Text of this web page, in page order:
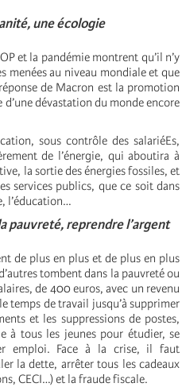
une écologie
et la pandémie montrent qu’il n’y
menées au niveau mondiale et que
de Macron est la promotion
dévastation du monde encore
sous contrôle des salariéEs,
de l’énergie, qui aboutira à
la sortie des énergies fossiles, et
services publics, que ce soit dans
l’éducation…
pauvreté, reprendre l’argent
de plus en plus et de plus en plus
tombent dans la pauvreté ou
de 400 euros, avec un revenu
temps de travail jusqu’à supprimer
et les suppressions de postes,
à tous les jeunes pour étudier, se
emploi. Face à la crise, il faut
la dette, arrêter tous les cadeaux
CECI…) et la fraude fiscale.